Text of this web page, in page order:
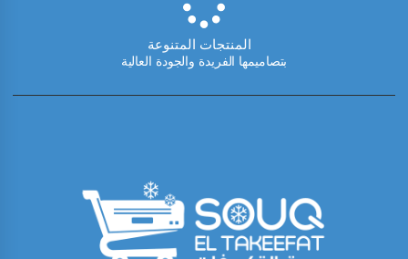
المنتجات المتنوعة
بتصاميمها الفريدة والجودة العالية